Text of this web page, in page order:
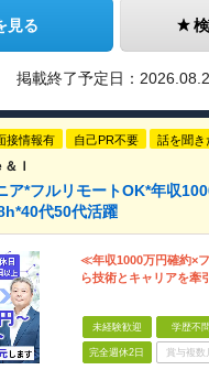
見る
掲載終了予定日：
接情報有 自己PR不要 話を聞き
Ｉ
ア*フルリモートOK*年収
代50代活躍
≪年収1000万円確約×
ら技術とキャリアを牽
未経験歓迎 学歴不問
完全週休2日 賞与複数